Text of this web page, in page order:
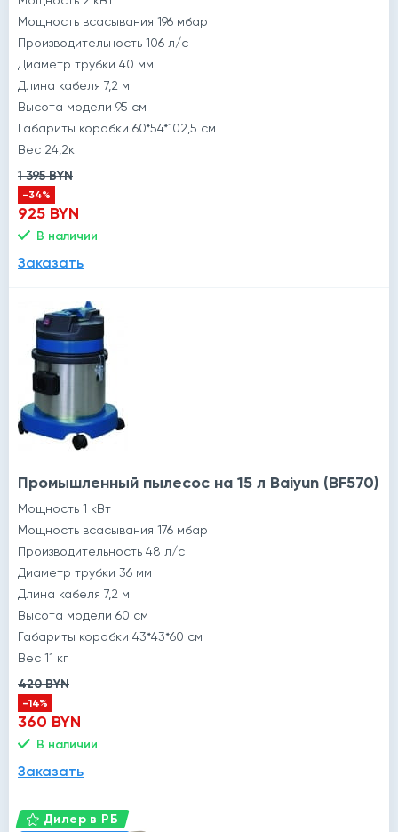
Мощность всасывания 196 мбар
Производительность 106 л/с
Диаметр трубки 40 мм
Длина кабеля 7,2 м
Высота модели 95 см
Габариты коробки 60*54*102,5 см
Вес 24,2кг
1 395 BYN
-34%
925 BYN
В наличии
Заказать
Промышленный пылесос на 15 л Baiyun (BF570)
Мощность 1 кВт
Мощность всасывания 176 мбар
Производительность 48 л/с
Диаметр трубки 36 мм
Длина кабеля 7,2 м
Высота модели 60 см
Габариты коробки 43*43*60 см
Вес 11 кг
420 BYN
-14%
360 BYN
В наличии
Заказать
Дилер в РБ